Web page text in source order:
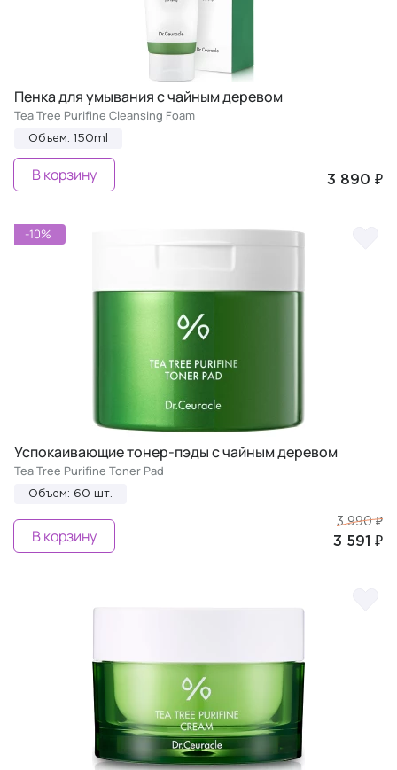
Пенка для умывания с чайным деревом
Tea Tree Purifine Cleansing Foam
Объем: 150ml
3 890 ₽
В корзину
-10%
Успокаивающие тонер-пэды с чайным деревом
Tea Tree Purifine Toner Pad
Объем: 60 шт.
3 990 ₽
3 591 ₽
В корзину